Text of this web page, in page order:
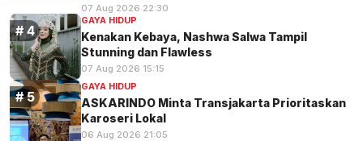
07 Aug 2026 22:30
GAYA HIDUP
Kenakan Kebaya, Nashwa Salwa Tampil
Stunning dan Flawless
07 Aug 2026 15:15
GAYA HIDUP
ASKARINDO Minta Transjakarta Prioritaskan
Karoseri Lokal
06 Aug 2026 21:05